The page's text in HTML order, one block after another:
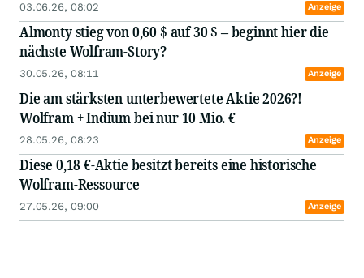
03.06.26, 08:02 Anzeige
Almonty stieg von 0,60 $ auf 30 $ – beginnt hier die
nächste Wolfram-Story?
30.05.26, 08:11 Anzeige
Die am stärksten unterbewertete Aktie 2026?!
Wolfram + Indium bei nur 10 Mio. €
28.05.26, 08:23 Anzeige
Diese 0,18 €-Aktie besitzt bereits eine historische
Wolfram-Ressource
27.05.26, 09:00 Anzeige